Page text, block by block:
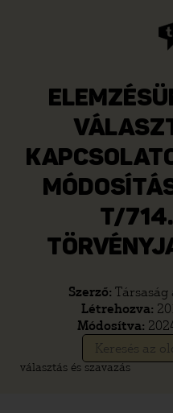
T/
Szerző: Társaság
Létrehozva:
Módosítva:
választás és szavazás